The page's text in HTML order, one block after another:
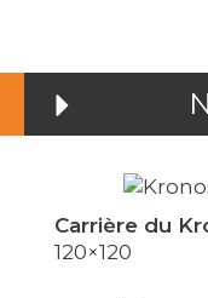
Carrière du
120×120